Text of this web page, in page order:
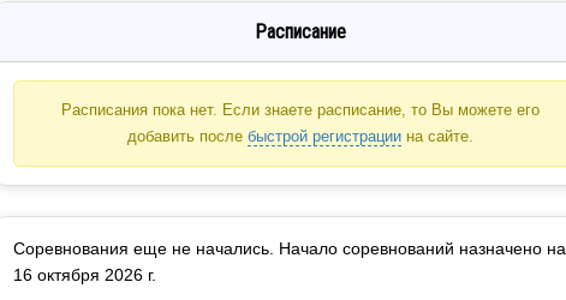
Расписание
Расписания пока нет. Если знаете расписание, то Вы можете его
добавить после быстрой регистрациина сайте.
Соревнования еще не начались. Начало соревнований назначено на
16 октября 2026 г.